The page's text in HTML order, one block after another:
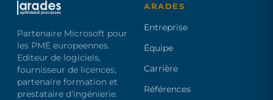
Partenaire Microsoft pour
les PME europeennes.
Editeur de logiciels,
fournisseur de licences,
partenaire formation et
prestataire d'ingénierie.
ARADES
Entreprise
Équipe
Carrière
Références